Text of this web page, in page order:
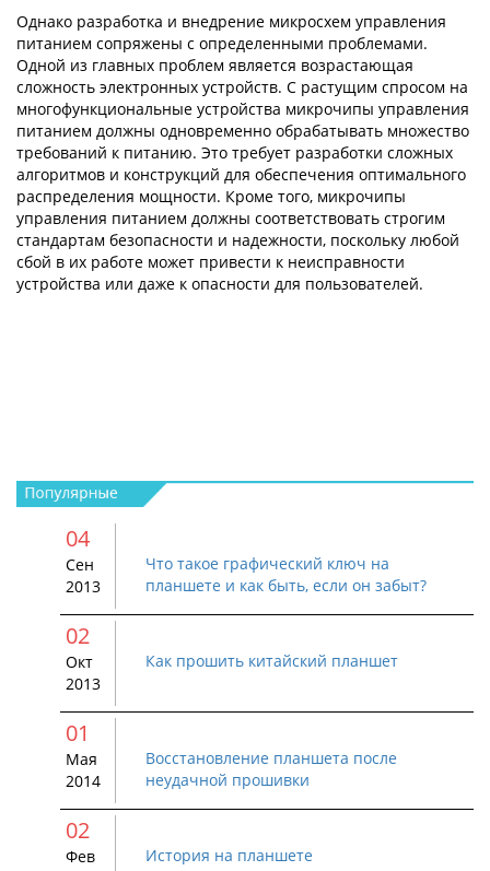
Однако разработка и внедрение микросхем управления
питанием сопряжены с определенными проблемами.
Одной из главных проблем является возрастающая
сложность электронных устройств. С растущим спросом на
многофункциональные устройства микрочипы управления
питанием должны одновременно обрабатывать множество
требований к питанию. Это требует разработки сложных
алгоритмов и конструкций для обеспечения оптимального
распределения мощности. Кроме того, микрочипы
управления питанием должны соответствовать строгим
стандартам безопасности и надежности, поскольку любой
сбой в их работе может привести к неисправности
устройства или даже к опасности для пользователей.
04
Сен
2013
Что такое графический ключ на
планшете и как быть, если он забыт?
02
Окт
2013
Как прошить китайский планшет
01
Мая
2014
Восстановление планшета после
неудачной прошивки
02
Фев
История на планшете